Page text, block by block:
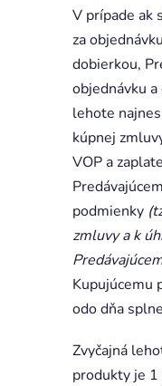
V prípade ak
za
dobierkou,
objednávku
lehote
kúpnej
VOP a
podmienky
zmluvy a k
Kupujúcemu
odo dňa
Zvyčajná
produkty je 1